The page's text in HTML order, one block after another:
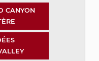
CANYON